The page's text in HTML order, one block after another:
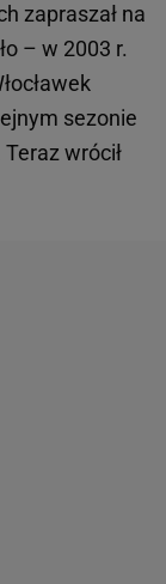
zapraszał na
– w 2003 r.
sezonie
wrócił